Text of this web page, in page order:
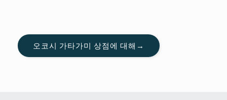
오코시 가타가미 상점에 대해→